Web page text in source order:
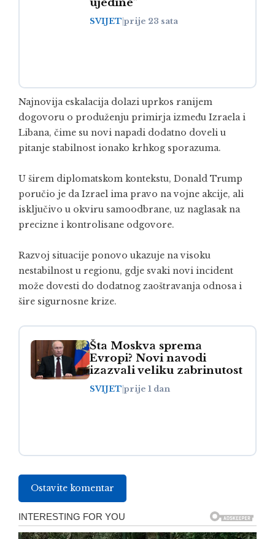
ujedine”
SVIJET prije 23 sata
Najnovija eskalacija dolazi uprkos ranijem
dogovoru o produženju primirja između Izraela i
Libana, čime su novi napadi dodatno doveli u
pitanje stabilnost ionako krhkog sporazuma.
U širem diplomatskom kontekstu, Donald Trump
poručio je da Izrael ima pravo na vojne akcije, ali
isključivo u okviru samoodbrane, uz naglasak na
precizne i kontrolisane odgovore.
Razvoj situacije ponovo ukazuje na visoku
nestabilnost u regionu, gdje svaki novi incident
može dovesti do dodatnog zaoštravanja odnosa i
šire sigurnosne krize.
Šta Moskva sprema
Evropi? Novi navodi
izazvali veliku zabrinutost
SVIJET prije 1 dan
Ostavite komentar